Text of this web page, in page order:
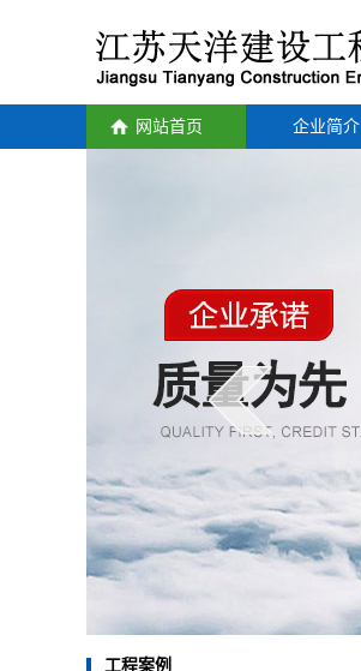
网站首页 企业简介
工程案例